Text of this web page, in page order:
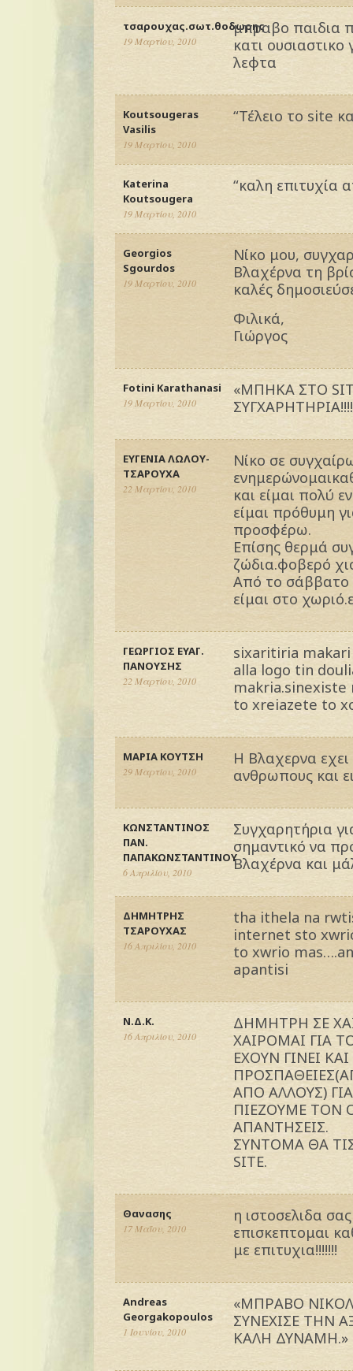
τσαρουχας.σωτ.θοδωρης
19 Μαρτίου, 2010
μπραβο παιδια
κατι
λεφτα
Koutsougeras
Vasilis
19 Μαρτίου, 2010
“Τέλειο το site
Katerina
Koutsougera
19 Μαρτίου, 2010
“καλη επιτυχία
Georgios
Sgourdos
19 Μαρτίου, 2010
Νίκο μου,
Βλαχέρνα τη
καλές
Φιλικά,
Γιώργος
Fotini Karathanasi
19 Μαρτίου, 2010
«ΜΠΗΚΑ ΣΤΟ
ΕΥΓΕΝΙΑ ΛΩΛΟΥ-
ΤΣΑΡΟΥΧΑ
22 Μαρτίου, 2010
Νίκο σε
και είμαι πολύ
είμαι πρόθυμη
προσφέρω.
Επίσης θερμά
ζώδια.φοβερό
Από το σάββατο
είμαι στο
ΓΕΩΡΓΙΟΣ ΕΥΑΓ.
ΠΑΝΟΥΣΗΣ
22 Μαρτίου, 2010
sixaritiria
alla logo tin
to xreiazete to
ΜΑΡΙΑ ΚΟΥΤΣΗ
29 Μαρτίου, 2010
Η Βλαχερνα εχει
ανθρωπους και
ΚΩΝΣΤΑΝΤΙΝΟΣ
ΠΑΝ.
ΠΑΠΑΚΩΝΣΤΑΝΤΙΝΟΥ
6 Απριλίου, 2010
Συγχαρητήρια
σημαντικό να
Βλαχέρνα και
ΔΗΜΗΤΡΗΣ
TΣΑΡΟΥΧΑΣ
16 Απριλίου, 2010
tha ithela na
internet sto
to xwrio
apantisi
Ν.Δ.Κ.
16 Απριλίου, 2010
ΔΗΜΗΤΡΗ ΣΕ
ΧΑΙΡΟΜΑΙ ΓΙΑ
ΕΧΟΥΝ ΓΙΝΕΙ
ΑΠΟ ΑΛΛΟΥΣ)
ΠΙΕΖΟΥΜΕ ΤΟΝ
ΑΠΑΝΤΗΣΕΙΣ.
ΣΥΝΤΟΜΑ ΘΑ
SITE.
Θανασης
17 Μαΐου, 2010
η ιστοσελιδα
επισκεπτομαι
με επιτυχια!!!!!!!
Andreas
Georgakopoulos
1 Ιουνίου, 2010
«ΜΠΡΑΒΟ
ΣΥΝΕΧΙΣΕ ΤΗΝ
ΚΑΛΗ ΔΥΝΑΜΗ.»